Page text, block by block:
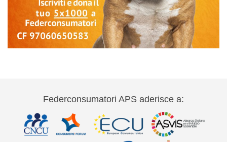
Federconsumatori APS aderisce a: